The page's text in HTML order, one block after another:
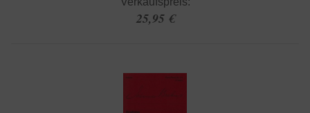
25,95 €